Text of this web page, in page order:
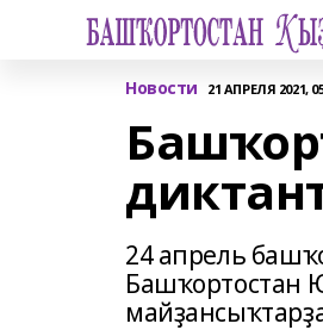
Новости 21 АПРЕЛЯ 2021,
24 апрель
Башҡортостан